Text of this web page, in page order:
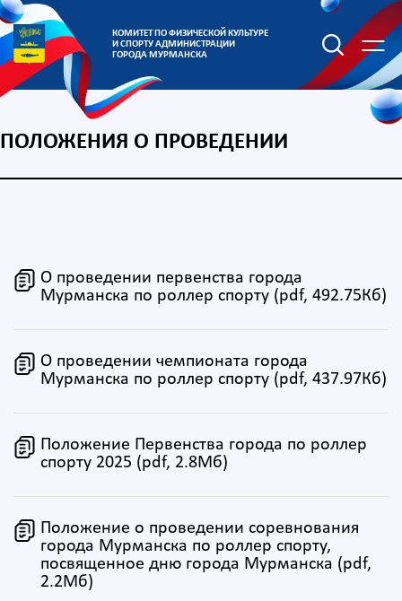
КОМИТЕТ ПО ФИЗИЧЕСКОЙ КУЛЬТУРЕ
И СПОРТУ АДМИНИСТРАЦИИ
ГОРОДА МУРМАНСКА
ПОЛОЖЕНИЯ О ПРОВЕДЕНИИ
О проведении первенства города
Мурманска по роллер спорту (pdf, 492.75Кб)
О проведении чемпионата города
Мурманска по роллер спорту (pdf, 437.97Кб)
Положение Первенства города по роллер
спорту 2025 (pdf, 2.8Мб)
Положение о проведении соревнования
города Мурманска по роллер спорту,
посвященное дню города Мурманска (pdf,
2.2Мб)